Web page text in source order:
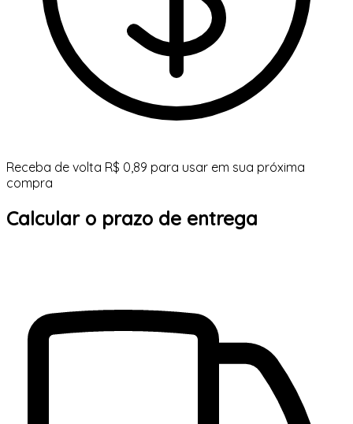
Receba de volta R$ 0,89 para usar em sua próxima
compra
Calcular o prazo de entrega